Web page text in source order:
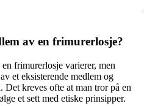
av en frimurerlosje?
frimurerlosje varierer, men
et eksisterende medlem og
Det kreves ofte at man tror på en
et sett med etiske prinsipper.